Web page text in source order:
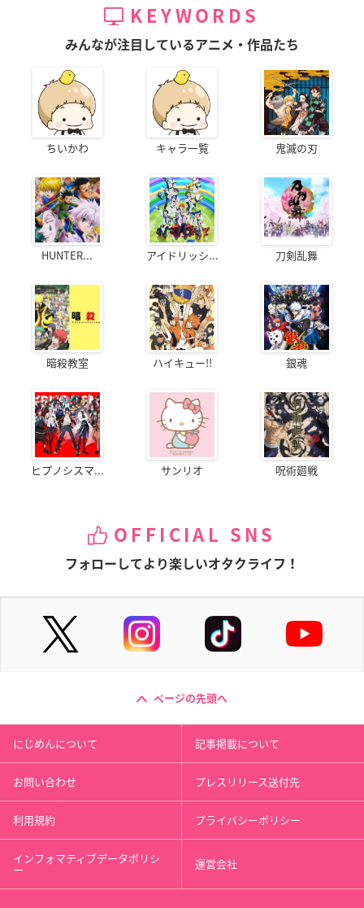
KEYWORDS
みんなが注目しているアニメ・作品たち
ちいかわ キャラ一覧 鬼滅の刃
HUNTER... アイドリッシ... 刀剣乱舞
暗殺教室 ハイキュー!! 銀魂
ヒプノシスマ... サンリオ 呪術廻戦
OFFICIAL SNS
フォローしてより楽しいオタクライフ！
ページの先頭へ
にじめんについて 記事掲載について
お問い合わせ プレスリリース送付先
利用規約 プライバシーポリシー
インフォマティブデータポリシ
ー 運営会社